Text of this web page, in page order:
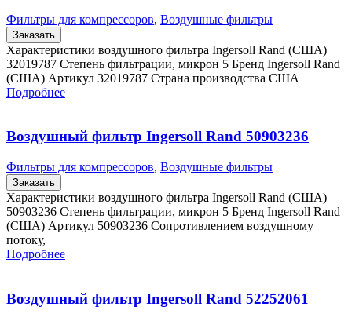
Фильтры для компрессоров, Воздушные фильтры
Заказать
Характеристики воздушного фильтра Ingersoll Rand (США)
32019787 Степень фильтрации, микрон 5 Бренд Ingersoll Rand
(США) Артикул 32019787 Страна производства США
Подробнее
Воздушный фильтр Ingersoll Rand 50903236
Фильтры для компрессоров, Воздушные фильтры
Заказать
Характеристики воздушного фильтра Ingersoll Rand (США)
50903236 Степень фильтрации, микрон 5 Бренд Ingersoll Rand
(США) Артикул 50903236 Сопротивлением воздушному
потоку,
Подробнее
Воздушный фильтр Ingersoll Rand 52252061